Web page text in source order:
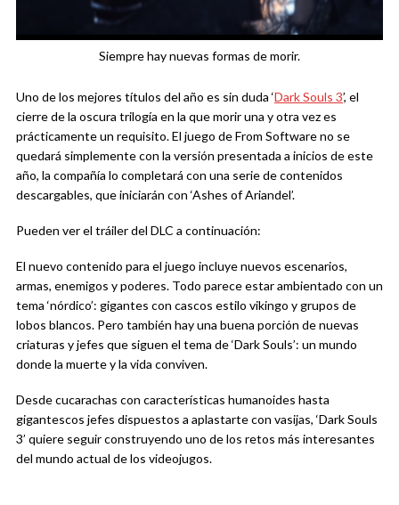
Siempre hay nuevas formas de morir.
Uno de los mejores títulos del año es sin duda ‘Dark Souls 3’, el
cierre de la oscura trilogía en la que morir una y otra vez es
prácticamente un requisito. El juego de From Software no se
quedará simplemente con la versión presentada a inicios de este
año, la compañía lo completará con una serie de contenidos
descargables, que iniciarán con ‘Ashes of Ariandel’.
Pueden ver el tráiler del DLC a continuación:
El nuevo contenido para el juego incluye nuevos escenarios,
armas, enemigos y poderes. Todo parece estar ambientado con un
tema ‘nórdico’: gigantes con cascos estilo vikingo y grupos de
lobos blancos. Pero también hay una buena porción de nuevas
criaturas y jefes que siguen el tema de ‘Dark Souls’: un mundo
donde la muerte y la vida conviven.
Desde cucarachas con características humanoides hasta
gigantescos jefes dispuestos a aplastarte con vasijas, ‘Dark Souls
3’ quiere seguir construyendo uno de los retos más interesantes
del mundo actual de los videojugos.